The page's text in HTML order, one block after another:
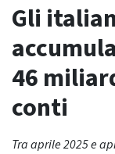
Gli
46
conti
Tra aprile 2025 e